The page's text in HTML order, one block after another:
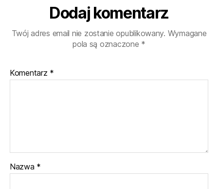
Dodaj komentarz
Twój adres email nie zostanie opublikowany. Wymagane
pola są oznaczone *
Komentarz *
Nazwa *